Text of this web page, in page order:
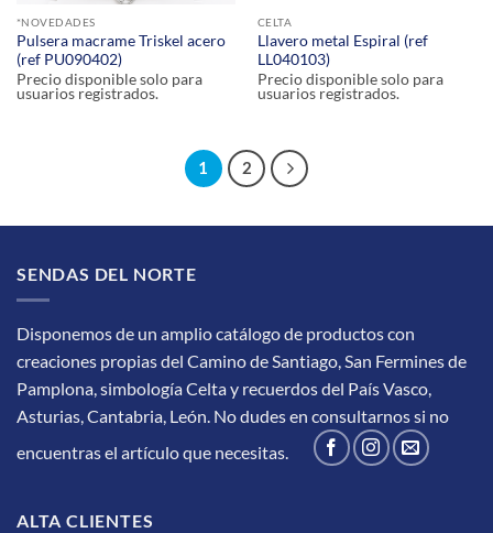
*NOVEDADES
Pulsera macrame Triskel acero
(ref PU090402)
Precio disponible solo para
usuarios registrados.
CELTA
Llavero metal Espiral (ref
LL040103)
Precio disponible solo para
usuarios registrados.
1 2
SENDAS DEL NORTE
Disponemos de un amplio catálogo de productos con
creaciones propias del Camino de Santiago, San Fermines de
Pamplona, simbología Celta y recuerdos del País Vasco,
Asturias, Cantabria, León. No dudes en consultarnos si no
encuentras el artículo que necesitas.
ALTA CLIENTES